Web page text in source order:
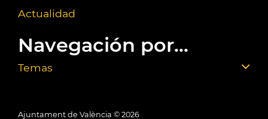
Actualidad
Navegación por...
Temas
Ajuntament de València © 2026